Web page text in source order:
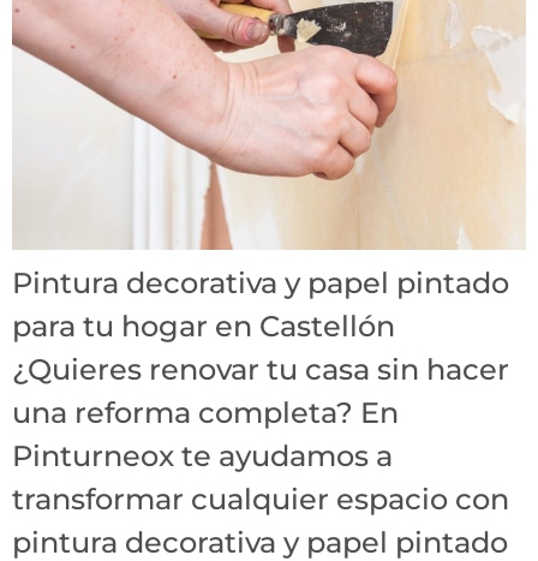
Pintura decorativa y papel pintado
para tu hogar en Castellón
¿Quieres renovar tu casa sin hacer
una reforma completa? En
Pinturneox te ayudamos a
transformar cualquier espacio con
pintura decorativa y papel pintado